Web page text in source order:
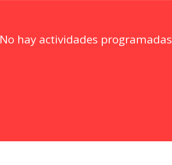
No hay actividades